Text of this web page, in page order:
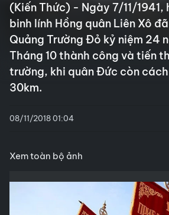
(Kiến Thức) - Ngày 7/11/1941,
binh lính Hồng quân Liên Xô
Quảng Trường Đỏ kỷ niệm 24
Tháng 10 thành công và tiến
trường, khi quân Đức còn
30km.
08/11/2018 01:04
Xem toàn bộ ảnh